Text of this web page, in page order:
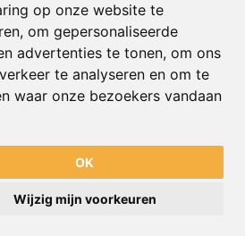
op onze website te
om gepersonaliseerde
advertenties te tonen, om ons
te analyseren en om te
waar onze bezoekers vandaan
OK
Wijzig mijn voorkeuren
online
Planckstraat 4
BE Ede, Nederland
+31(0)318 618 121
info@shophouse.nl
t/m vr 09:00-17:00 uur
voorwaarden
by nopCommerce